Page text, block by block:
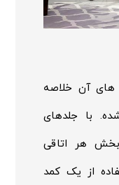
های آن خلاصه
با جلدهای
بخش هر اتاقی
از یک کمد